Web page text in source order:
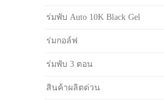
ร่มพับ Auto 10K Black Gel
ร่มกอล์ฟ
ร่มพับ 3 ตอน
สินค้าผลิตด่วน